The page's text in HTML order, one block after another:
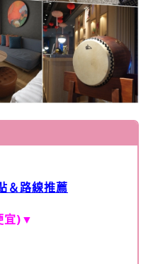
＆路線推薦
宜)▼